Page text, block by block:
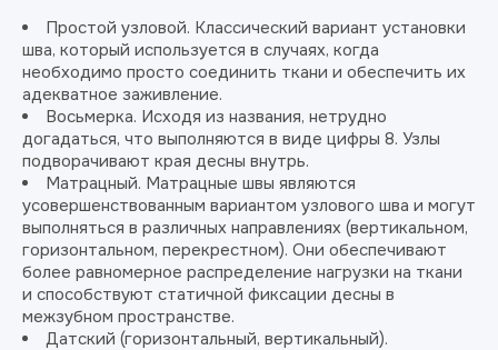
Простой узловой. Классический вариант установки
шва, который используется в случаях, когда
необходимо просто соединить ткани и обеспечить их
адекватное заживление.
Восьмерка. Исходя из названия, нетрудно
догадаться, что выполняются в виде цифры 8. Узлы
подворачивают края десны внутрь.
Матрацный. Матрацные швы являются
усовершенствованным вариантом узлового шва и могут
выполняться в различных направлениях (вертикальном,
горизонтальном, перекрестном). Они обеспечивают
более равномерное распределение нагрузки на ткани
и способствуют статичной фиксации десны в
межзубном пространстве.
Датский (горизонтальный, вертикальный).